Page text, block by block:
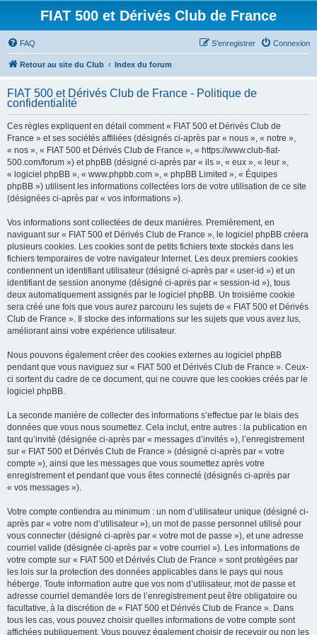
FIAT 500 et Dérivés Club de France
FAQ Connexion
S’enregistrer
Retour au site du Club Index du forum
FIAT 500 et Dérivés Club de France - Politique de
confidentialité
Ces règles expliquent en détail comment « FIAT 500 et Dérivés Club de
France » et ses sociétés affiliées (désignés ci-après par « nous », « notre »,
« nos », « FIAT 500 et Dérivés Club de France », « https://www.club-fiat-
500.com/forum ») et phpBB (désigné ci-après par « ils », « eux », « leur »,
« logiciel phpBB », « www.phpbb.com », « phpBB Limited », « Équipes
phpBB ») utilisent les informations collectées lors de votre utilisation de ce site
(désignées ci-après par « vos informations »).
Vos informations sont collectées de deux manières. Premièrement, en
naviguant sur « FIAT 500 et Dérivés Club de France », le logiciel phpBB créera
plusieurs cookies. Les cookies sont de petits fichiers texte stockés dans les
fichiers temporaires de votre navigateur Internet. Les deux premiers cookies
contiennent un identifiant utilisateur (désigné ci-après par « user-id ») et un
identifiant de session anonyme (désigné ci-après par « session-id »), tous
deux automatiquement assignés par le logiciel phpBB. Un troisième cookie
sera créé une fois que vous aurez parcouru les sujets de « FIAT 500 et Dérivés
Club de France ». Il stocke des informations sur les sujets que vous avez lus,
améliorant ainsi votre expérience utilisateur.
Nous pouvons également créer des cookies externes au logiciel phpBB
pendant que vous naviguez sur « FIAT 500 et Dérivés Club de France ». Ceux-
ci sortent du cadre de ce document, qui ne couvre que les cookies créés par le
logiciel phpBB.
La seconde manière de collecter des informations s’effectue par le biais des
données que vous nous soumettez. Cela inclut, entre autres : la publication en
tant qu’invité (désignée ci-après par « messages d’invités »), l’enregistrement
sur « FIAT 500 et Dérivés Club de France » (désigné ci-après par « votre
compte »), ainsi que les messages que vous soumettez après votre
enregistrement et pendant que vous êtes connecté (désignés ci-après par
« vos messages »).
Votre compte contiendra au minimum : un nom d’utilisateur unique (désigné ci-
après par « votre nom d’utilisateur »), un mot de passe personnel utilisé pour
vous connecter (désigné ci-après par « votre mot de passe »), et une adresse
courriel valide (désignée ci-après par « votre courriel »). Les informations de
votre compte sur « FIAT 500 et Dérivés Club de France » sont protégées par
les lois sur la protection des données applicables dans le pays qui nous
héberge. Toute information autre que vos nom d’utilisateur, mot de passe et
adresse courriel demandée lors de l’enregistrement peut être obligatoire ou
facultative, à la discrétion de « FIAT 500 et Dérivés Club de France ». Dans
tous les cas, vous pouvez choisir quelles informations de votre compte sont
affichées publiquement. Vous pouvez également choisir de recevoir ou non les